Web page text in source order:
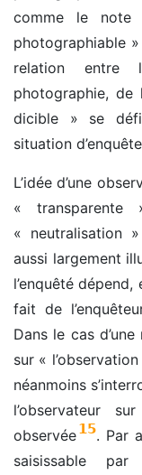
comme le note
photographiable
relation entre
photographie,
dicible » se
situation
L’idée d’une
«
« neutralisation
aussi largement
l’enquêté
fait de
Dans le cas
sur «
néanmoins
l’observateur
observée15. Par
saisissable par